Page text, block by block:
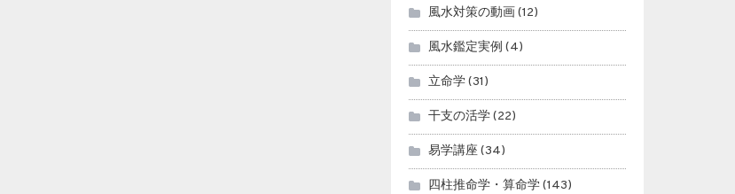
風水対策の動画 (12)
風水鑑定実例 (4)
立命学(31)
干支の活学(22)
易学講座(34)
四柱推命学・算命学(143)